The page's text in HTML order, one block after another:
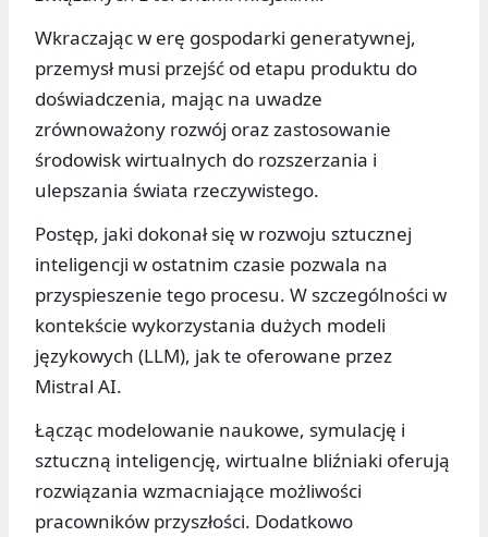
Wkraczając w erę gospodarki generatywnej,
przemysł musi przejść od etapu produktu do
doświadczenia, mając na uwadze
zrównoważony rozwój oraz zastosowanie
środowisk wirtualnych do rozszerzania i
ulepszania świata rzeczywistego.
Postęp, jaki dokonał się w rozwoju sztucznej
inteligencji w ostatnim czasie pozwala na
przyspieszenie tego procesu. W szczególności w
kontekście wykorzystania dużych modeli
językowych (LLM), jak te oferowane przez
Mistral AI.
Łącząc modelowanie naukowe, symulację i
sztuczną inteligencję, wirtualne bliźniaki oferują
rozwiązania wzmacniające możliwości
pracowników przyszłości. Dodatkowo